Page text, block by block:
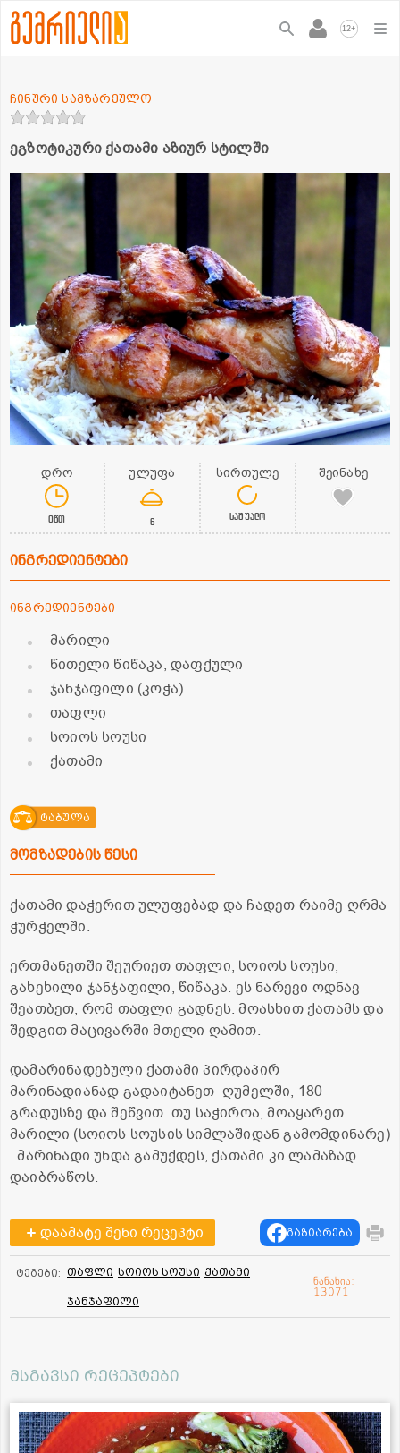
12+
ეგზოტიკური ქათამი აზიურ სტილში
ჩინური სამზარეულო
დრო
0წთ
ულუფა
6
სირთულე
საშუალო
შეინახე
ინგრედიენტები
ინგრედიენტები
მარილი
წითელი წიწაკა, დაფქული
ჯანჯაფილი (კოჭა)
თაფლი
სოიოს სოუსი
ქათამი
ტაბულა
მომზადების წესი
ქათამი დაჭერით ულუფებად და ჩადეთ რაიმე ღრმა
ჭურჭელში.
ერთმანეთში შეურიეთ თაფლი, სოიოს სოუსი,
გახეხილი ჯანჯაფილი, წიწაკა. ეს ნარევი ოდნავ
შეათბეთ, რომ თაფლი გადნეს. მოასხით ქათამს და
შედგით მაცივარში მთელი ღამით.
დამარინადებული ქათამი პირდაპირ
მარინადიანად გადაიტანეთ ღუმელში, 180
გრადუსზე და შეწვით. თუ საჭიროა, მოაყარეთ
მარილი (სოიოს სოუსის სიმლაშიდან გამომდინარე)
. მარინადი უნდა გამუქდეს, ქათამი კი ლამაზად
დაიბრაწოს.
დაამატე შენი რეცეპტი გაზიარება
ტეგები: თაფლი სოიოს სოუსი ქათამი
ჯანჯაფილი
ნანახია:
13071
მსგავსი რეცეპტები